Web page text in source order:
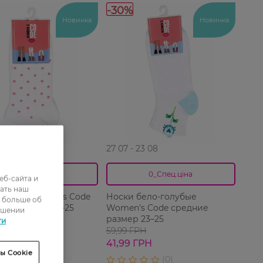
Новинка
0_Спец.ціна
Women's Code
размер 23–25
-30%
Новинка
27 07 - 23 08
0_Спец.ціна
Носки бело-голубые
Women's Code средние
размер 23–25
59,99 ГРН
41,99 ГРН
сайта и
наш
больше об
Cookie